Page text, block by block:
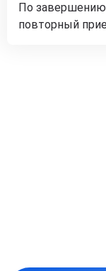
По завершению
повторный